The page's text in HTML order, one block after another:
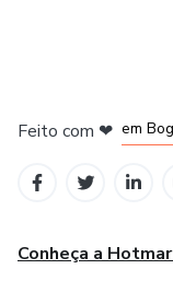
Feito com ❤ em
Conheça a